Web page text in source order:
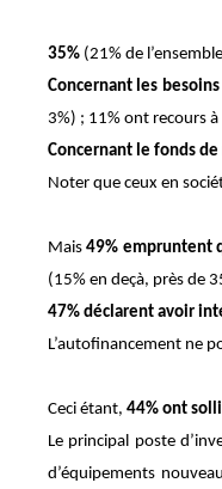
35% (21% de
Concernant les
3%) ; 11% ont recours
Concernant le fonds
Noter que ceux en
Mais49% empruntent
(15% en deçà, près de
47% déclarent avoir
L’autofinancement ne
Ceci étant, 44% ont
Le principal poste
d’équipements